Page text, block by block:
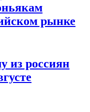
рынке
из россиян